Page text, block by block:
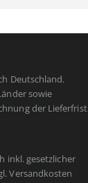
Deutschland.
sowie
der Lieferfrist
inkl. gesetzlicher
Versandkosten